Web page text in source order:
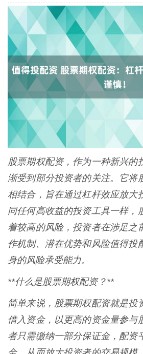
股票期权配资，作为一种新兴的
渐受到部分投资者的关注。它将
相结合，旨在通过杠杆效应放大
同任何高收益的投资工具一样，
着较高的风险，投资者在涉足之
作机制、潜在优势和风险值得投
身的风险承受能力。
**什么是股票期权配资？**
简单来说，股票期权配资就是投
借入资金，以更高的资金量参与
者只需缴纳一部分保证金，配资